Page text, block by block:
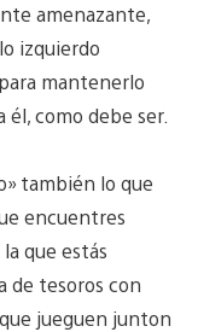
amenazante,
izquierdo
mantenerlo
como debe ser.
también lo que
encuentres
que estás
de tesoros con
jueguen junton